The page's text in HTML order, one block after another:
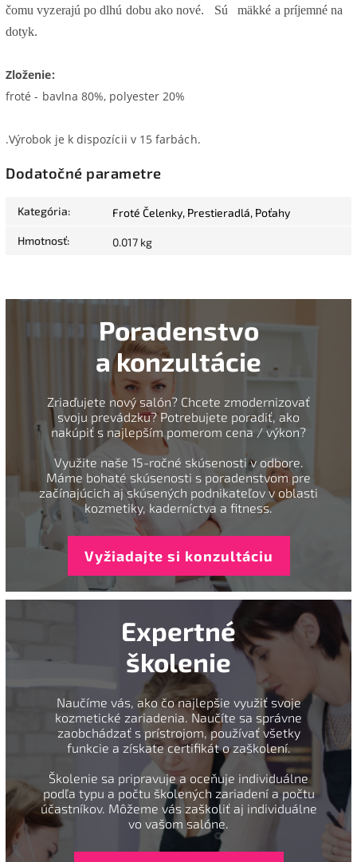
čomu vyzerajú po dlhú dobu ako nové. Sú
mäkké a príjemné na
dotyk.
Zloženie:
froté - bavlna 80%, polyester 20%
.Výrobok je k dispozícii v 15 farbách.
Dodatočné parametre
Kategória: Froté Čelenky, Prestieradlá, Poťahy
Hmotnosť: 0.017 kg
Poradenstvo
a konzultácie
Zriaďujete nový salón? Chcete zmodernizovať
svoju prevádzku? Potrebujete poradiť, ako
nakúpiť s najlepším pomerom cena / výkon?
Využite naše 15-ročné skúsenosti v odbore.
Máme bohaté skúsenosti s poradenstvom pre
začínajúcich aj skúsených podnikateľov v oblasti
kozmetiky, kaderníctva a fitness.
Vyžiadajte si konzultáciu
Expertné
školenie
Naučíme vás, ako čo najlepšie využiť svoje
kozmetické zariadenia. Naučíte sa správne
zaobchádzať s prístrojom, používať všetky
funkcie a získate certifikát o zaškolení.
Školenie sa pripravuje a oceňuje individuálne
podľa typu a počtu školených zariadení a počtu
účastníkov. Môžeme vás zaškoliť aj individuálne
vo vašom salóne.